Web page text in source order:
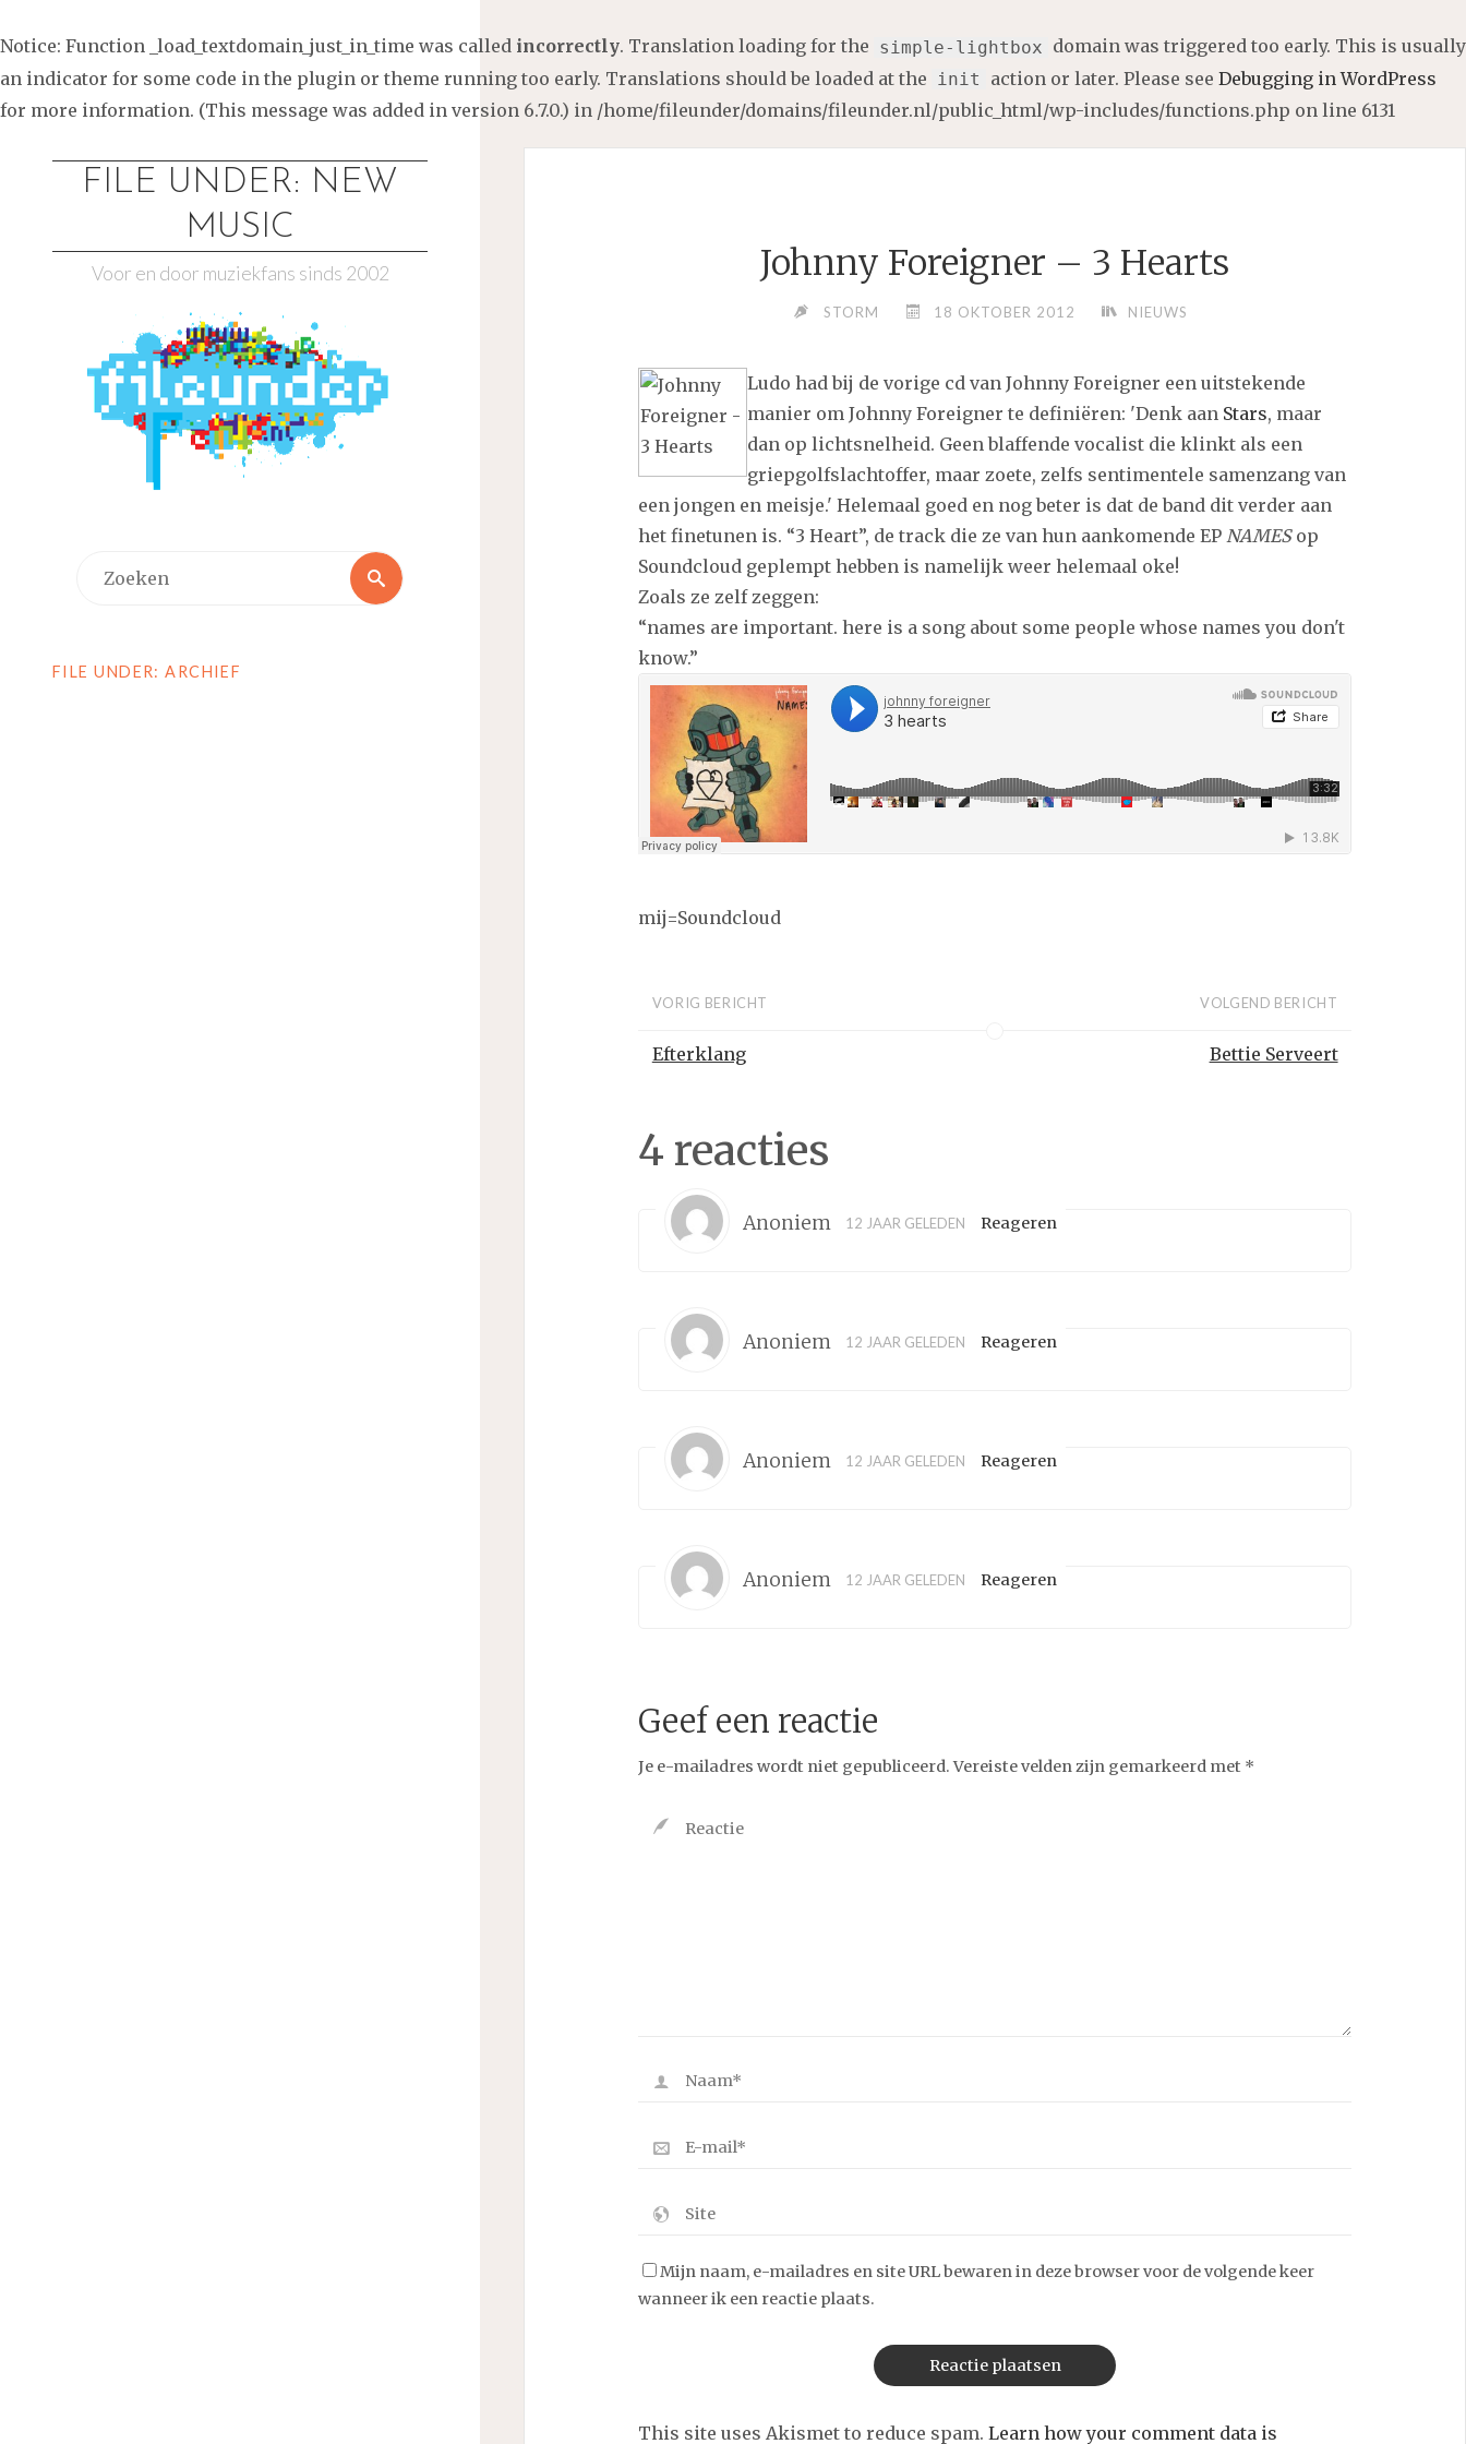
Notice: Function _load_textdomain_just_in_time was called incorrectly. Translation loading for the simple-lightbox domain was triggered too early. This is usually
an indicator for some code in the plugin or theme running too early. Translations should be loaded at the init action or later. Please see Debugging in WordPress
for more information. (This message was added in version 6.7.0.) in /home/fileunder/domains/fileunder.nl/public_html/wp-includes/functions.php on line 6131
FILE UNDER: NEW
MUSIC
Voor en door muziekfans sinds 2002
Zoeken
FILE UNDER: ARCHIEF
Johnny Foreigner – 3 Hearts
STORM 18 OKTOBER 2012 NIEUWS
Ludo had bij de vorige cd van Johnny Foreigner een uitstekende
manier om Johnny Foreigner te definiëren: 'Denk aan Stars, maar
dan op lichtsnelheid. Geen blaffende vocalist die klinkt als een
griepgolfslachtoffer, maar zoete, zelfs sentimentele samenzang van
een jongen en meisje.' Helemaal goed en nog beter is dat de band dit verder aan
het finetunen is. “3 Heart”, de track die ze van hun aankomende EP NAMESop
Soundcloud geplempt hebben is namelijk weer helemaal oke!
Zoals ze zelf zeggen:
“names are important. here is a song about some people whose names you don't
know.”
mij=Soundcloud
VORIG BERICHT
Efterklang
VOLGEND BERICHT
Bettie Serveert
4 reacties
Anoniem 12 JAAR GELEDEN Reageren
Anoniem 12 JAAR GELEDEN Reageren
Anoniem 12 JAAR GELEDEN Reageren
Anoniem 12 JAAR GELEDEN Reageren
Geef een reactie
Je e-mailadres wordt niet gepubliceerd. Vereiste velden zijn gemarkeerd met *
Mijn naam, e-mailadres en site URL bewaren in deze browser voor de volgende keer
wanneer ik een reactie plaats.
This site uses Akismet to reduce spam. Learn how your comment data is